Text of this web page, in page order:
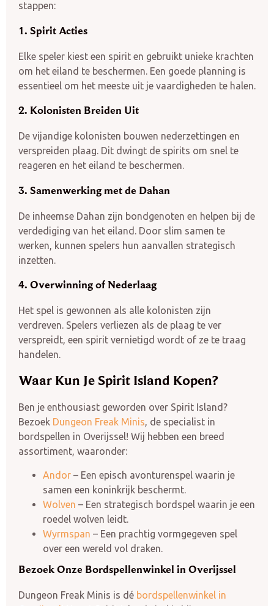
stappen:
1. Spirit Acties
Elke speler kiest een spirit en gebruikt unieke krachten
om het eiland te beschermen. Een goede planning is
essentieel om het meeste uit je vaardigheden te halen.
2. Kolonisten Breiden Uit
De vijandige kolonisten bouwen nederzettingen en
verspreiden plaag. Dit dwingt de spirits om snel te
reageren en het eiland te beschermen.
3. Samenwerking met de Dahan
De inheemse Dahan zijn bondgenoten en helpen bij de
verdediging van het eiland. Door slim samen te
werken, kunnen spelers hun aanvallen strategisch
inzetten.
4. Overwinning of Nederlaag
Het spel is gewonnen als alle kolonisten zijn
verdreven. Spelers verliezen als de plaag te ver
verspreidt, een spirit vernietigd wordt of ze te traag
handelen.
Waar Kun Je Spirit Island Kopen?
Ben je enthousiast geworden over Spirit Island?
Bezoek Dungeon Freak Minis, de specialist in
bordspellen in Overijssel! Wij hebben een breed
assortiment, waaronder:
Andor – Een episch avonturenspel waarin je
samen een koninkrijk beschermt.
Wolven – Een strategisch bordspel waarin je een
roedel wolven leidt.
Wyrmspan – Een prachtig vormgegeven spel
over een wereld vol draken.
Bezoek Onze Bordspellenwinkel in Overijssel
Dungeon Freak Minis is dé bordspellenwinkel in